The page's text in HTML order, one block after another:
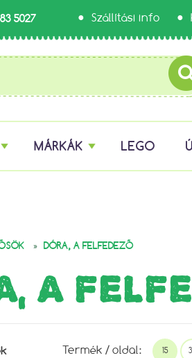
5027 Szállítási info
MÁRKÁK LEGO
» DÓRA, A FELFEDEZŐ
A
Termék / oldal: 15